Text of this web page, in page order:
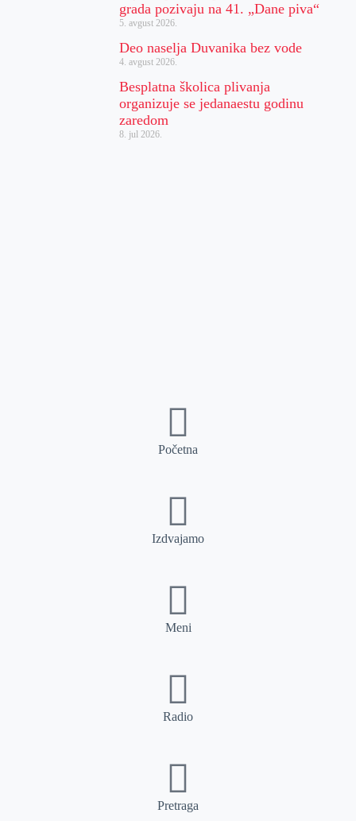
grada pozivaju na 41. „Dane piva“
5. avgust 2026.
Deo naselja Duvanika bez vode
4. avgust 2026.
Besplatna školica plivanja
organizuje se jedanaestu godinu
zaredom
8. jul 2026.
Početna
Izdvajamo
Meni
Radio
Pretraga